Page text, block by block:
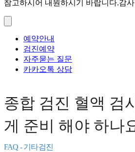
참고하시어 내원하시기 바랍니다.감
예약안내
검진예약
자주묻는 질문
카카오톡 상담
종합 검진 혈액 검
게 준비 해야 하나
기타검진